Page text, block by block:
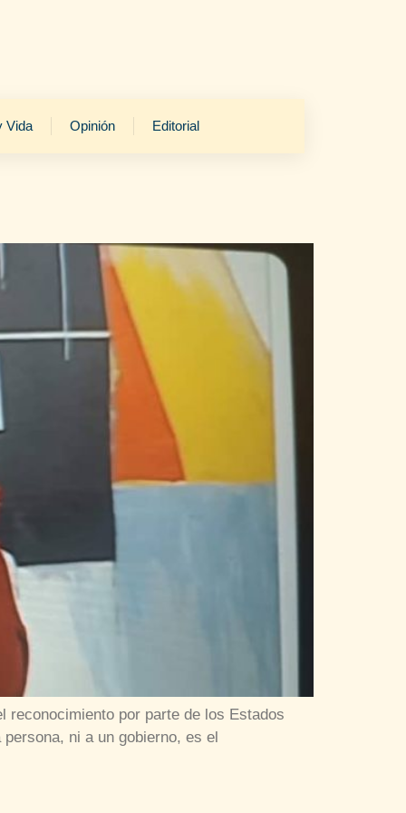
Vida Opinión Editorial
reconocimiento por parte de los Estados
ni a un gobierno, es el